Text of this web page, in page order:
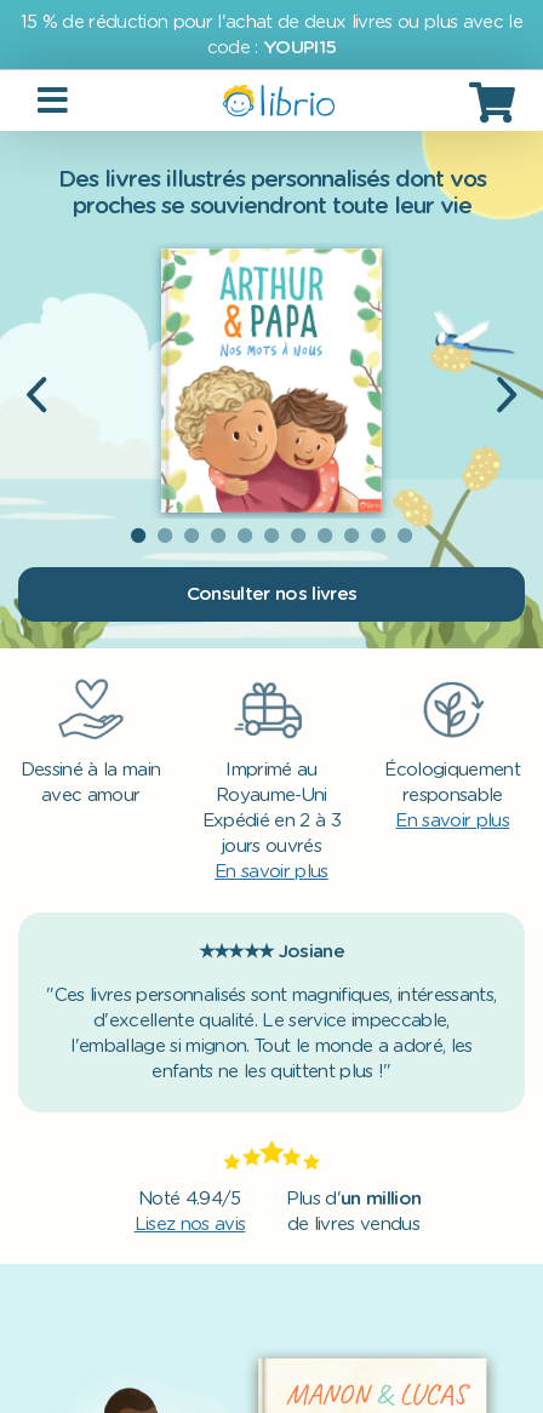
15 % de réduction pour l'achat de deux livres ou plus avec le
code : YOUPI15
Des livres illustrés personnalisés dont vos
proches se souviendront toute leur vie
Consulter nos livres
Dessiné à la main
avec amour
Imprimé au
Royaume-Uni
Expédié en 2 à 3
jours ouvrés
En savoir plus
Écologiquement
responsable
En savoir plus
★★★★★ Josiane
"Ces livres personnalisés sont magnifiques, intéressants,
d'excellente qualité. Le service impeccable,
l'emballage si mignon. Tout le monde a adoré, les
enfants ne les quittent plus !"
Noté 4.94/5
Lisez nos avis
Plus d'un million
de livres vendus